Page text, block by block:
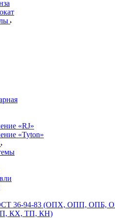
«RJ»
«Tyton»
36-94-83 (ОПХ, ОПП, ОПБ,
КХ, ТП, КН)